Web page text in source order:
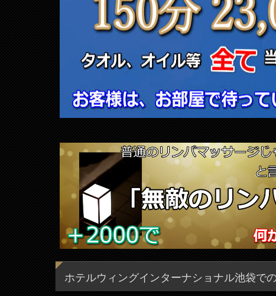
ホテルウィングインターナショナル池袋で